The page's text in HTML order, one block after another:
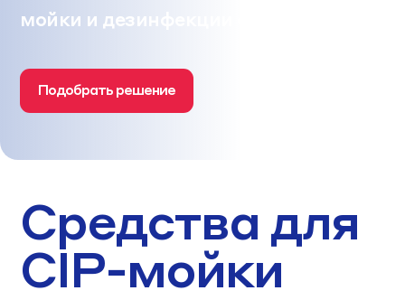
мойки и дезинфекции оборудования
Подобрать решение
Средства для
CIP-мойки